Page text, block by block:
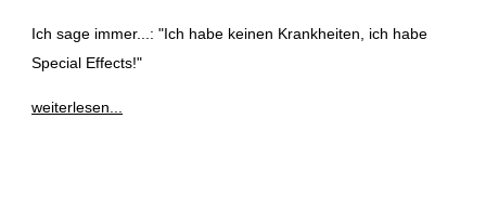
Ich sage immer...: "Ich habe keinen Krankheiten, ich habe
Special Effects!"
weiterlesen...